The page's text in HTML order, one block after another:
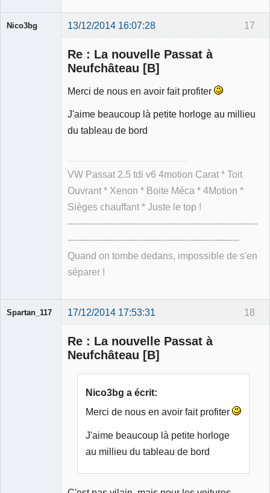
17
Nico3bg 13/12/2014 16:07:28
Re : La nouvelle Passat à
Neufchâteau [B]
Merci de nous en avoir fait profiter
J'aime beaucoup là petite horloge au millieu
du tableau de bord
VW Passat 2.5 tdi v6 4motion Carat * Toit
Ouvrant * Xenon * Boite Méca * 4Motion *
Sièges chauffant * Juste le top !
---------------------------------------------------------------
---------------------------------------------------------
Quand on tombe dedans, impossible de s'en
séparer !
18
Spartan_117 17/12/2014 17:53:31
Re : La nouvelle Passat à
Neufchâteau [B]
Nico3bg a écrit:
Merci de nous en avoir fait profiter
J'aime beaucoup là petite horloge
au millieu du tableau de bord